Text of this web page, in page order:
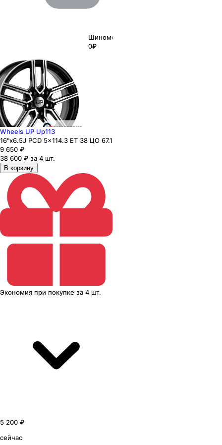
Шиномонтаж
0₽
Wheels UP Up113
16"x6.5J PCD 5x114.3 ЕТ 38 ЦО 67.1
9 650 ₽
38 600 ₽ за 4 шт.
В корзину
Экономия при покупке за 4 шт.
5 200 ₽
сейчас